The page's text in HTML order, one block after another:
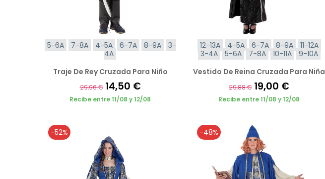
5-6A 7-8A 4-5A 6-7A 8-9A
3-
4A
Traje De Rey Cruzada Para Niño
29,96 € 14,50 €
Recibe entre 11/08 y 12/08
12-13A 4-5A 6-7A 8-9A
11-12A
3-4A
5-6A 7-8A 10-11A
9-10A
Vestido De Reina Cruzada Para Niña
29,88 € 19,00 €
Recibe entre 11/08 y 12/08
-52% -48%